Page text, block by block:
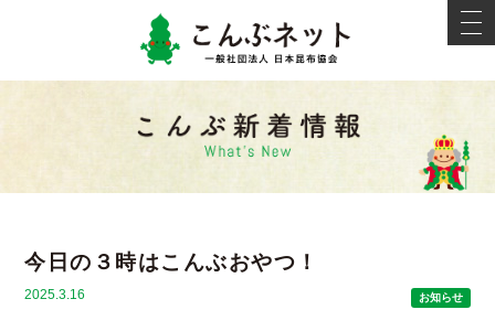
こんぶ
今日の３時はこんぶおやつ！
2025.3.16 お知らせ
t
o
g
v
g